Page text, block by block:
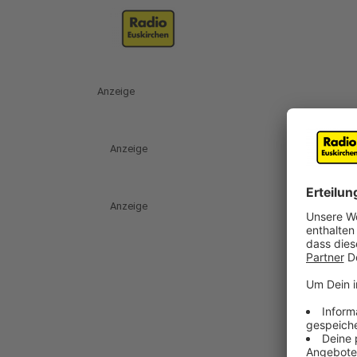
Anzeige
Anzeige
Anzeige